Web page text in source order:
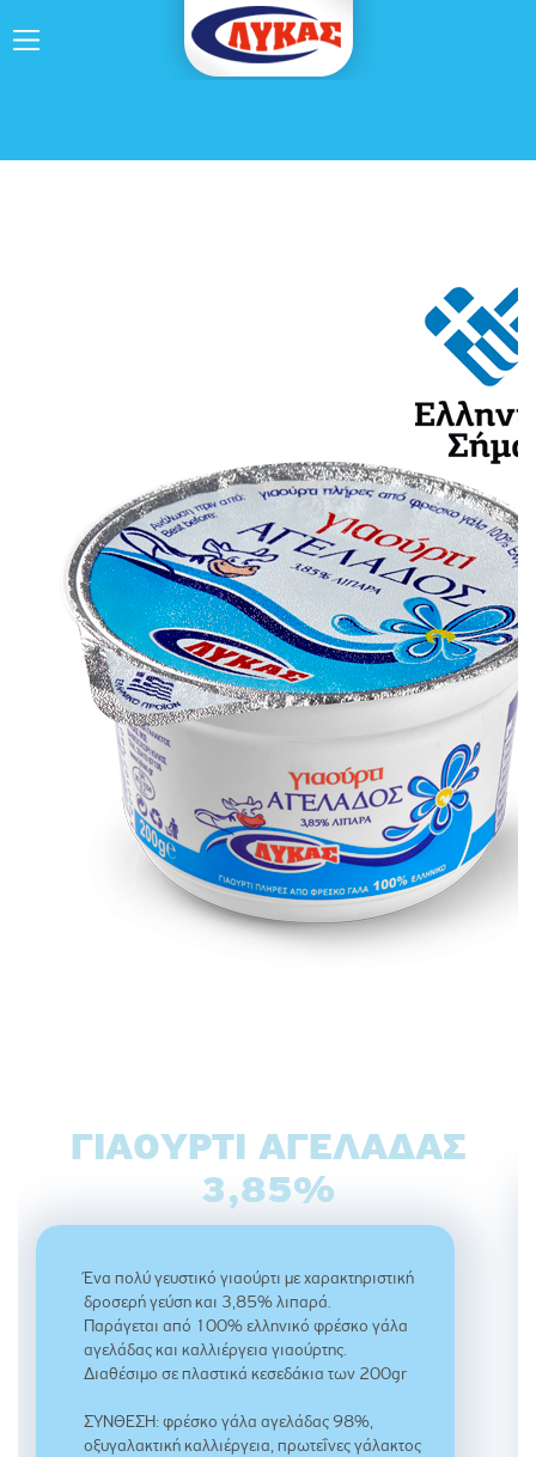
ΓΙΑΟΎΡΤΙ ΑΓΕΛΆΔΑΣ
3,85%
Ένα πολύ γευστικό γιαούρτι με χαρακτηριστική
δροσερή γεύση και 3,85% λιπαρά.
Παράγεται από 100% ελληνικό φρέσκο γάλα
αγελάδας και καλλιέργεια γιαούρτης.
Διαθέσιμο σε πλαστικά κεσεδάκια των 200gr
ΣΥΝΘΕΣΗ: φρέσκο γάλα αγελάδας 98%,
οξυγαλακτική καλλιέργεια, πρωτεΐνες γάλακτος